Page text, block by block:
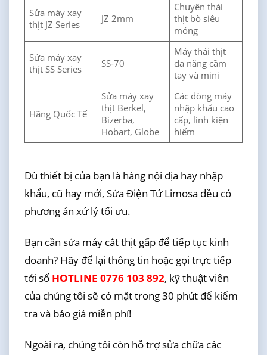
Sửa máy xay
thịt JZ Series
JZ 2mm
Chuyên thái
thịt bò siêu
mỏng
Sửa máy xay
thịt SS Series
SS-70
Máy thái thịt
đa năng cầm
tay và mini
Hãng Quốc Tế
Sửa máy xay
thịt Berkel,
Bizerba,
Hobart, Globe
Các dòng máy
nhập khẩu cao
cấp, linh kiện
hiếm
Dù thiết bị của bạn là hàng nội địa hay nhập
khẩu, cũ hay mới, Sửa Điện Tử Limosa đều có
phương án xử lý tối ưu.
Bạn cần sửa máy cắt thịt gấp để tiếp tục kinh
doanh? Hãy để lại thông tin hoặc gọi trực tiếp
tới số HOTLINE 0776 103 892, kỹ thuật viên
của chúng tôi sẽ có mặt trong 30 phút để kiểm
tra và báo giá miễn phí!
Ngoài ra, chúng tôi còn hỗ trợ sửa chữa các